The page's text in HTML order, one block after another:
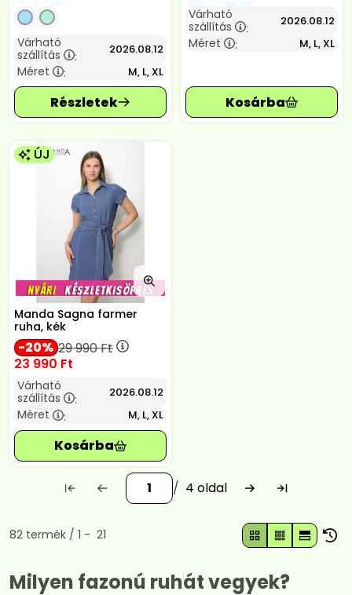
Várható
szállítás
: 2026.08.12
Méret : M, L, XL
Várható
szállítás
: 2026.08.12
Méret : M, L, XL
ÚJ
Manda Sagna farmer
ruha, kék
20 29 990Ft
23 990 Ft
Várható
szállítás
: 2026.08.12
Méret : M, L, XL
4
Összes termék a kategóriában
82 termék 1 21
Milyen fazonú ruhát vegyek?